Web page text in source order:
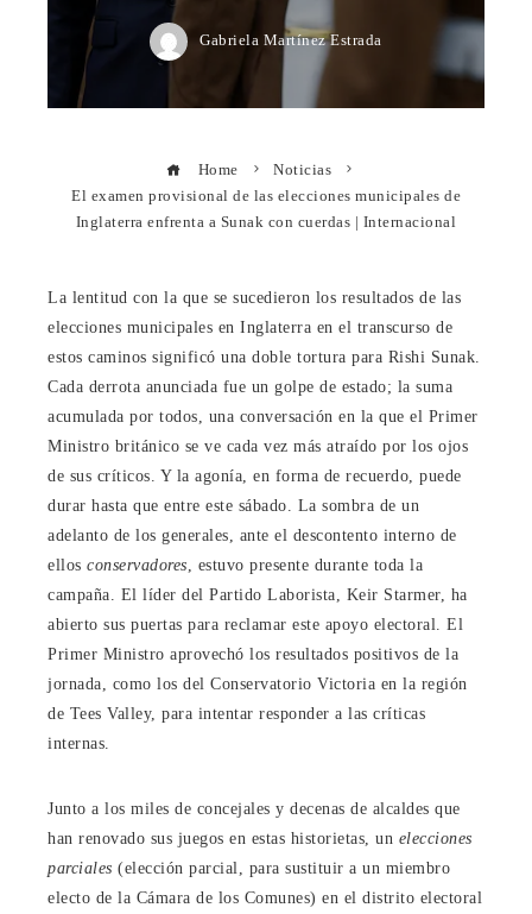
Gabriela Martínez Estrada
Home
Noticias
El examen provisional de las elecciones municipales de
Inglaterra enfrenta a Sunak con cuerdas | Internacional
La lentitud con la que se sucedieron los resultados de las
elecciones municipales en Inglaterra en el transcurso de
estos caminos significó una doble tortura para Rishi Sunak.
Cada derrota anunciada fue un golpe de estado; la suma
acumulada por todos, una conversación en la que el Primer
Ministro británico se ve cada vez más atraído por los ojos
de sus críticos. Y la agonía, en forma de recuerdo, puede
durar hasta que entre este sábado. La sombra de un
adelanto de los generales, ante el descontento interno de
ellos conservadores , estuvo presente durante toda la
campaña. El líder del Partido Laborista, Keir Starmer, ha
abierto sus puertas para reclamar este apoyo electoral. El
Primer Ministro aprovechó los resultados positivos de la
jornada, como los del Conservatorio Victoria en la región
de Tees Valley, para intentar responder a las críticas
internas.
Junto a los miles de concejales y decenas de alcaldes que
han renovado sus juegos en estas historietas, un elecciones
parciales (elección parcial, para sustituir a un miembro
electo de la Cámara de los Comunes) en el distrito electoral